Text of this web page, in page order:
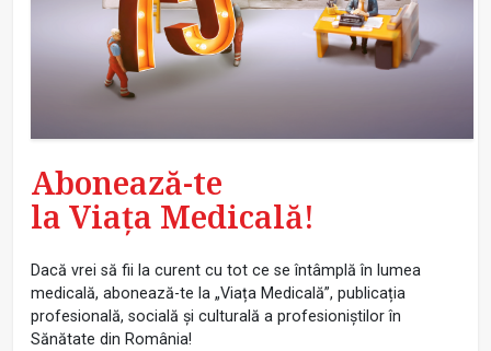
Abonează-te
la Viața Medicală!
Dacă vrei să fii la curent cu tot ce se întâmplă în lumea
medicală, abonează-te la „Viața Medicală”, publicația
profesională, socială și culturală a profesioniștilor în
Sănătate din România!